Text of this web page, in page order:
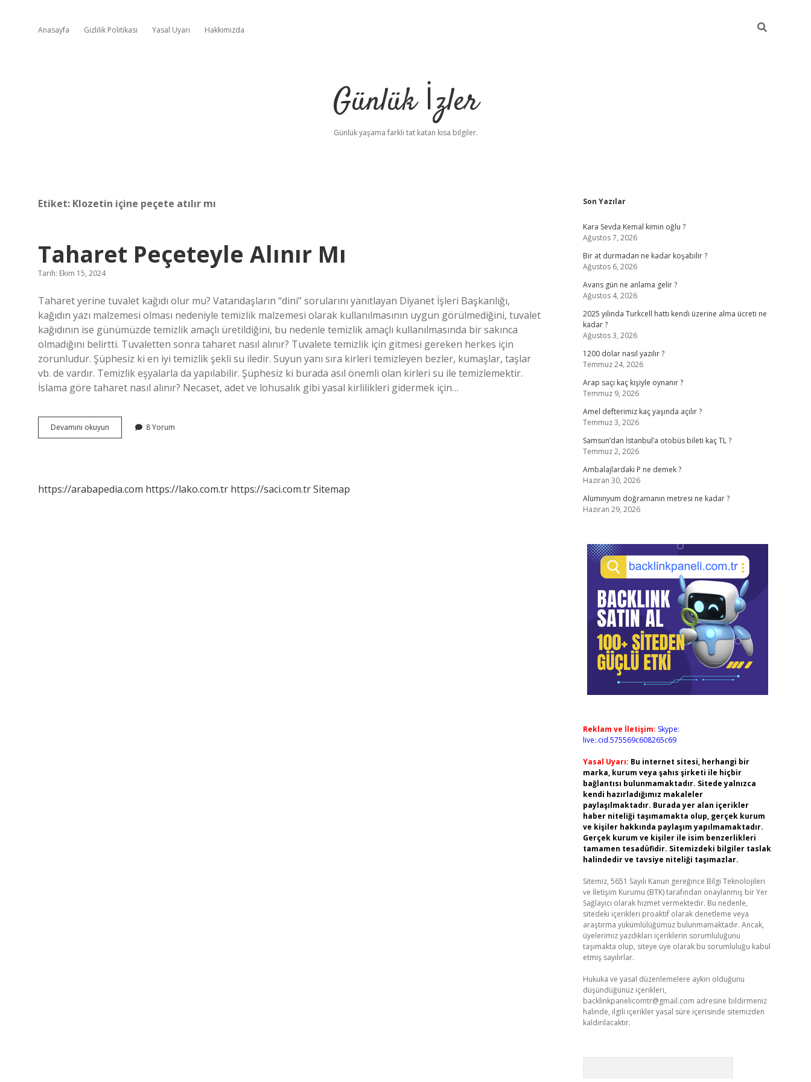
Anasayfa Gizlilik Politikası Yasal Uyarı Hakkımızda
Günlük İzler
Günlük yaşama farklı tat katan kısa bilgiler.
Etiket: Klozetin içine peçete atılır mı
Taharet Peçeteyle Alınır Mı
Tarih: Ekim 15, 2024
Taharet yerine tuvalet kağıdı olur mu? Vatandaşların “dini” sorularını yanıtlayan Diyanet İşleri Başkanlığı,
kağıdın yazı malzemesi olması nedeniyle temizlik malzemesi olarak kullanılmasının uygun görülmediğini, tuvalet
kağıdının ise günümüzde temizlik amaçlı üretildiğini, bu nedenle temizlik amaçlı kullanılmasında bir sakınca
olmadığını belirtti. Tuvaletten sonra taharet nasıl alınır? Tuvalete temizlik için gitmesi gereken herkes için
zorunludur. Şüphesiz ki en iyi temizlik şekli su iledir. Suyun yanı sıra kirleri temizleyen bezler, kumaşlar, taşlar
vb. de vardır. Temizlik eşyalarla da yapılabilir. Şüphesiz ki burada asıl önemli olan kirleri su ile temizlemektir.
İslama göre taharet nasıl alınır? Necaset, adet ve lohusalık gibi yasal kirlilikleri gidermek için…
Devamını okuyun
Peçeteyle
8 Yorum
https://arabapedia.com https://lako.com.tr https://saci.com.trSitemap
Sidebar
Son Yazılar
Kara Sevda Kemal kimin oğlu ?
Ağustos 7, 2026
Bir at durmadan ne kadar koşabilir ?
Ağustos 6, 2026
Avans gün ne anlama gelir ?
Ağustos 4, 2026
2025 yılında Turkcell hattı kendi üzerine alma ücreti ne
kadar ?
Ağustos 3, 2026
1200 dolar nasıl yazılır ?
Temmuz 24, 2026
Arap saçı kaç kişiyle oynanır ?
Temmuz 9, 2026
Amel defterimiz kaç yaşında açılır ?
Temmuz 3, 2026
Samsun’dan İstanbul’a otobüs bileti kaç TL ?
Temmuz 2, 2026
Ambalajlardaki P ne demek ?
Haziran 30, 2026
Alüminyum doğramanın metresi ne kadar ?
Haziran 29, 2026
Reklam ve İletişim: Skype:
live:.cid.575569c608265c69
Yasal Uyarı: Bu internet sitesi, herhangi bir
marka, kurum veya şahıs şirketi ile hiçbir
bağlantısı bulunmamaktadır. Sitede yalnızca
kendi hazırladığımız makaleler
paylaşılmaktadır. Burada yer alan içerikler
haber niteliği taşımamakta olup, gerçek kurum
ve kişiler hakkında paylaşım yapılmamaktadır.
Gerçek kurum ve kişiler ile isim benzerlikleri
tamamen tesadüfidir. Sitemizdeki bilgiler taslak
halindedir ve tavsiye niteliği taşımazlar.
Sitemiz, 5651 Sayılı Kanun gereğince Bilgi Teknolojileri
ve İletişim Kurumu (BTK) tarafından onaylanmış bir Yer
Sağlayıcı olarak hizmet vermektedir. Bu nedenle,
sitedeki içerikleri proaktif olarak denetleme veya
araştırma yükümlülüğümüz bulunmamaktadır. Ancak,
üyelerimiz yazdıkları içeriklerin sorumluluğunu
taşımakta olup, siteye üye olarak bu sorumluluğu kabul
etmiş sayılırlar.
Hukuka ve yasal düzenlemelere aykırı olduğunu
düşündüğünüz içerikleri,
backlinkpanelicomtr@gmail.com adresine bildirmeniz
halinde, ilgili içerikler yasal süre içerisinde sitemizden
kaldırılacaktır.